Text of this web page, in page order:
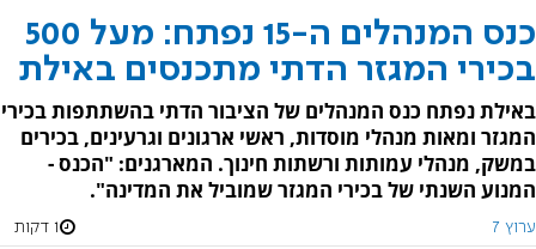
כנס המנהלים ה-15 נפתח: מעל 500
בכירי המגזר הדתי מתכנסים באילת
באילת נפתח כנס המנהלים של הציבור הדתי בהשתתפות בכירי
המגזר ומאות מנהלי מוסדות, ראשי ארגונים וגרעינים, בכירים
במשק, מנהלי עמותות ורשתות חינוך. המארגנים: "הכנס -
המנוע השנתי של בכירי המגזר שמוביל את המדינה".
ערוץ 7 1 דקות